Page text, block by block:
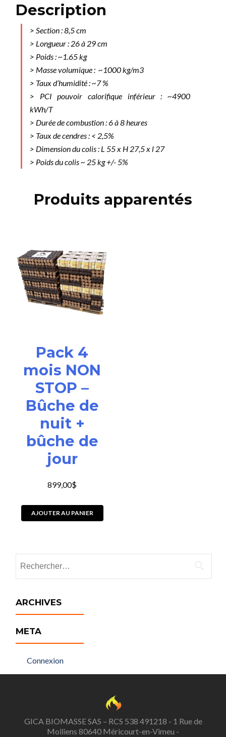
Description
> Section : 8,5 cm
> Longueur : 26 à 29 cm
> Poids : ~1.65 kg
> Masse volumique : ~1000 kg/m3
> Taux d’humidité : ~7 %
> PCI pouvoir calorifique inférieur : ~4900
kWh/T
> Durée de combustion : 6 à 8 heures
> Taux de cendres : < 2,5%
> Dimension du colis : L 55 x H 27,5 x l 27
> Poids du colis ~ 25 kg +/- 5%
Produits apparentés
Pack 4
mois NON
STOP –
Bûche de
nuit +
bûche de
jour
899,00$
AJOUTER AU PANIER
ARCHIVES
META
Connexion
GICA BIOMASSE SAS – RCS 538 491218 - 1 Rue de
Molliens 80640 Méricourt-en-Vimeu -